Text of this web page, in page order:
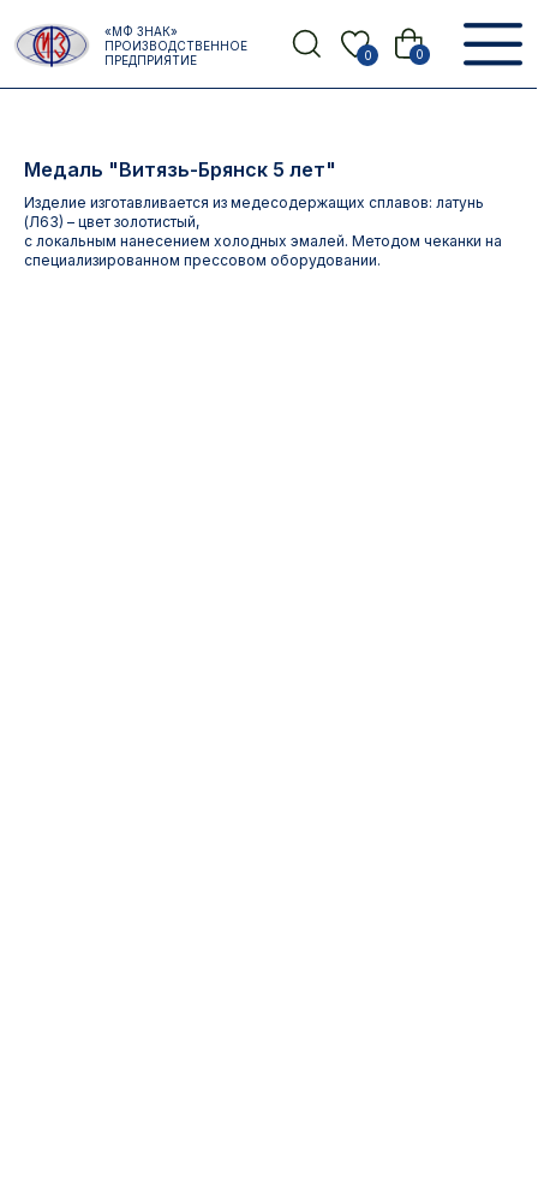
0
«МФ ЗНАК»
ПРОИЗВОДСТВЕННОЕ
ПРЕДПРИЯТИЕ
Назад
Медаль "Витязь-Брянск 5 лет"
Изделие изготавливается из медесодержащих сплавов: латунь
(Л63) – цвет золотистый,
с локальным нанесением холодных эмалей. Методом чеканки на
специализированном прессовом оборудовании.